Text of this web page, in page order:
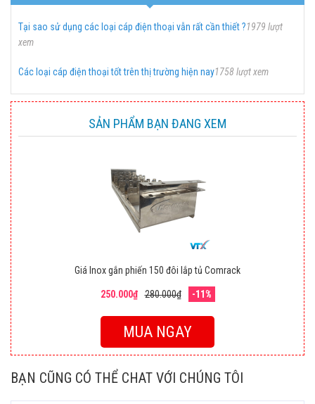
Tại sao sử dụng các loại cáp điện thoại vẫn rất cần thiết ?1979 lượt
xem
Các loại cáp điện thoại tốt trên thị trường hiện nay1758 lượt xem
SẢN PHẨM BẠN ĐANG XEM
Giá Inox gắn phiến 150 đôi lắp tủ Comrack
250.000₫ 280.000₫ -11%
MUA NGAY
BẠN CŨNG CÓ THỂ CHAT VỚI CHÚNG TÔI